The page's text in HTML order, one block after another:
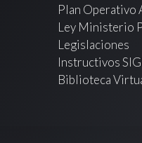
Plan Operativo
Ley Ministerio
Legislaciones
Instructivos
Biblioteca